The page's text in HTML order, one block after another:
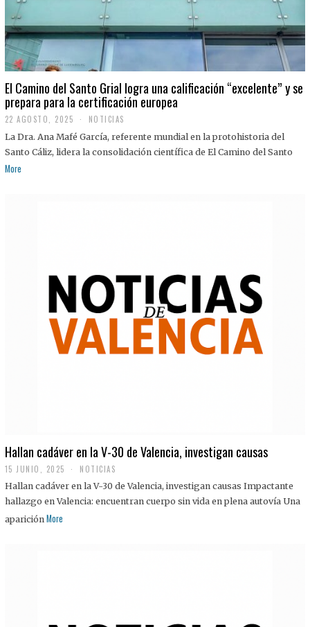
El Camino del Santo Grial logra una calificación “excelente” y se
prepara para la certificación europea
22 AGOSTO, 2025
2
A
G
NOTICIAS
La Dra. Ana Mafé García, referente mundial en la protohistoria del
Santo Cáliz, lidera la consolidación científica de El Camino del Santo
More
Hallan cadáver en la V-30 de Valencia, investigan causas
15 JUNIO, 2025 NOTICIAS
Hallan cadáver en la V-30 de Valencia, investigan causas Impactante
hallazgo en Valencia: encuentran cuerpo sin vida en plena autovía Una
aparición More